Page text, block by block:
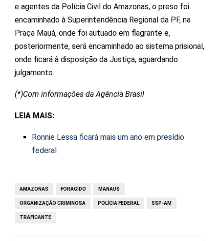
e agentes da Polícia Civil do Amazonas, o preso foi
encaminhado à Superintendência Regional da PF, na
Praça Mauá, onde foi autuado em flagrante e,
posteriormente, será encaminhado ao sistema prisional,
onde ficará à disposição da Justiça, aguardando
julgamento.
(*)Com informações da Agência Brasil
LEIA MAIS:
Ronnie Lessa ficará mais um ano em presídio
federal
AMAZONAS FORAGIDO MANAUS
ORGANIZAÇÃO CRIMINOSA POLÍCIA FEDERAL SSP-AM
TRAFICANTE